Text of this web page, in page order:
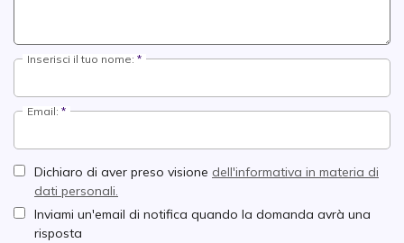
Inserisci il tuo nome:
Email:
Dichiaro di aver preso visione dell'informativa in materia di
dati personali.
Inviami un'email di notifica quando la domanda avrà una
risposta